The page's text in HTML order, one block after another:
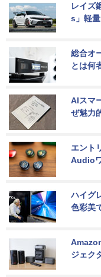
レイズ
s」軽
総合オ
とは何
AIスマ
ぜ魅力
エント
Audio
ハイグ
色彩美
ジェク